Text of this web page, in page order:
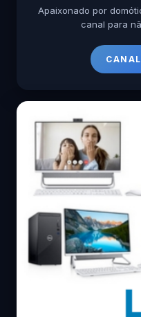
Apaixonado por
canal para